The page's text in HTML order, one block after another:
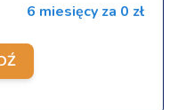
6 miesięcy za 0 zł